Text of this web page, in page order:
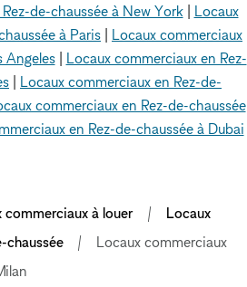
de-chaussée à New York| Locaux
à Paris | Locaux commerciaux
Angeles| Locaux commerciaux en Rez-
| Locaux commerciaux en Rez-de-
commerciaux en Rez-de-chaussée
en Rez-de-chaussée à Dubai
commerciaux à louer
Locaux
chaussée
Locaux commerciaux